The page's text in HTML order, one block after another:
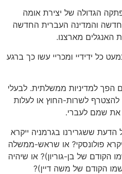
הגדולה של יצירת אומה
והמדינה העברית החדשה
האנגלים מארצנו.
כל ידידיי ומכריי עשו כך ברגע
הפך למדיניות ממשלתית. לבעלי
לשרות-החוץ או לעלות
את שמם לעברי.
הדעת ששגרירנו בגרמניה ייקרא
פולונסקי? או שראש-ממשלה
הקודם של בן-גוריון)? או שיהיה
הקודם של משה דיין)?